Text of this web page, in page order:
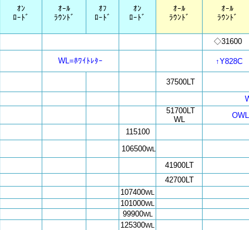
ｵﾝ
ﾛｰﾄﾞ
ｵｰﾙ
ﾗｳﾝﾄﾞ
ｵﾌ
ﾛｰﾄﾞ
ｵﾝ
ﾛｰﾄﾞ
ｵｰﾙ
ﾗｳﾝﾄﾞ
ｵｰﾙ
ﾗｳﾝﾄﾞ
◇31600
WL=ﾎﾜｲﾄﾚﾀｰ ↑Y828C
37500LT
51700LT
WL
115100
106500WL
41900LT
42700LT
107400WL
101000WL
99900WL
125300WL